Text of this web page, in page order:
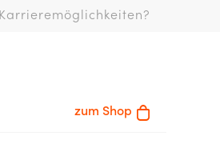
zum Shop